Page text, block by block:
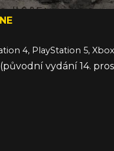
vydání 14.